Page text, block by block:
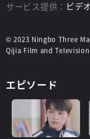
サービス提供： ビデ
© 2023 Ningbo Three
Qijia Film and
エピソード